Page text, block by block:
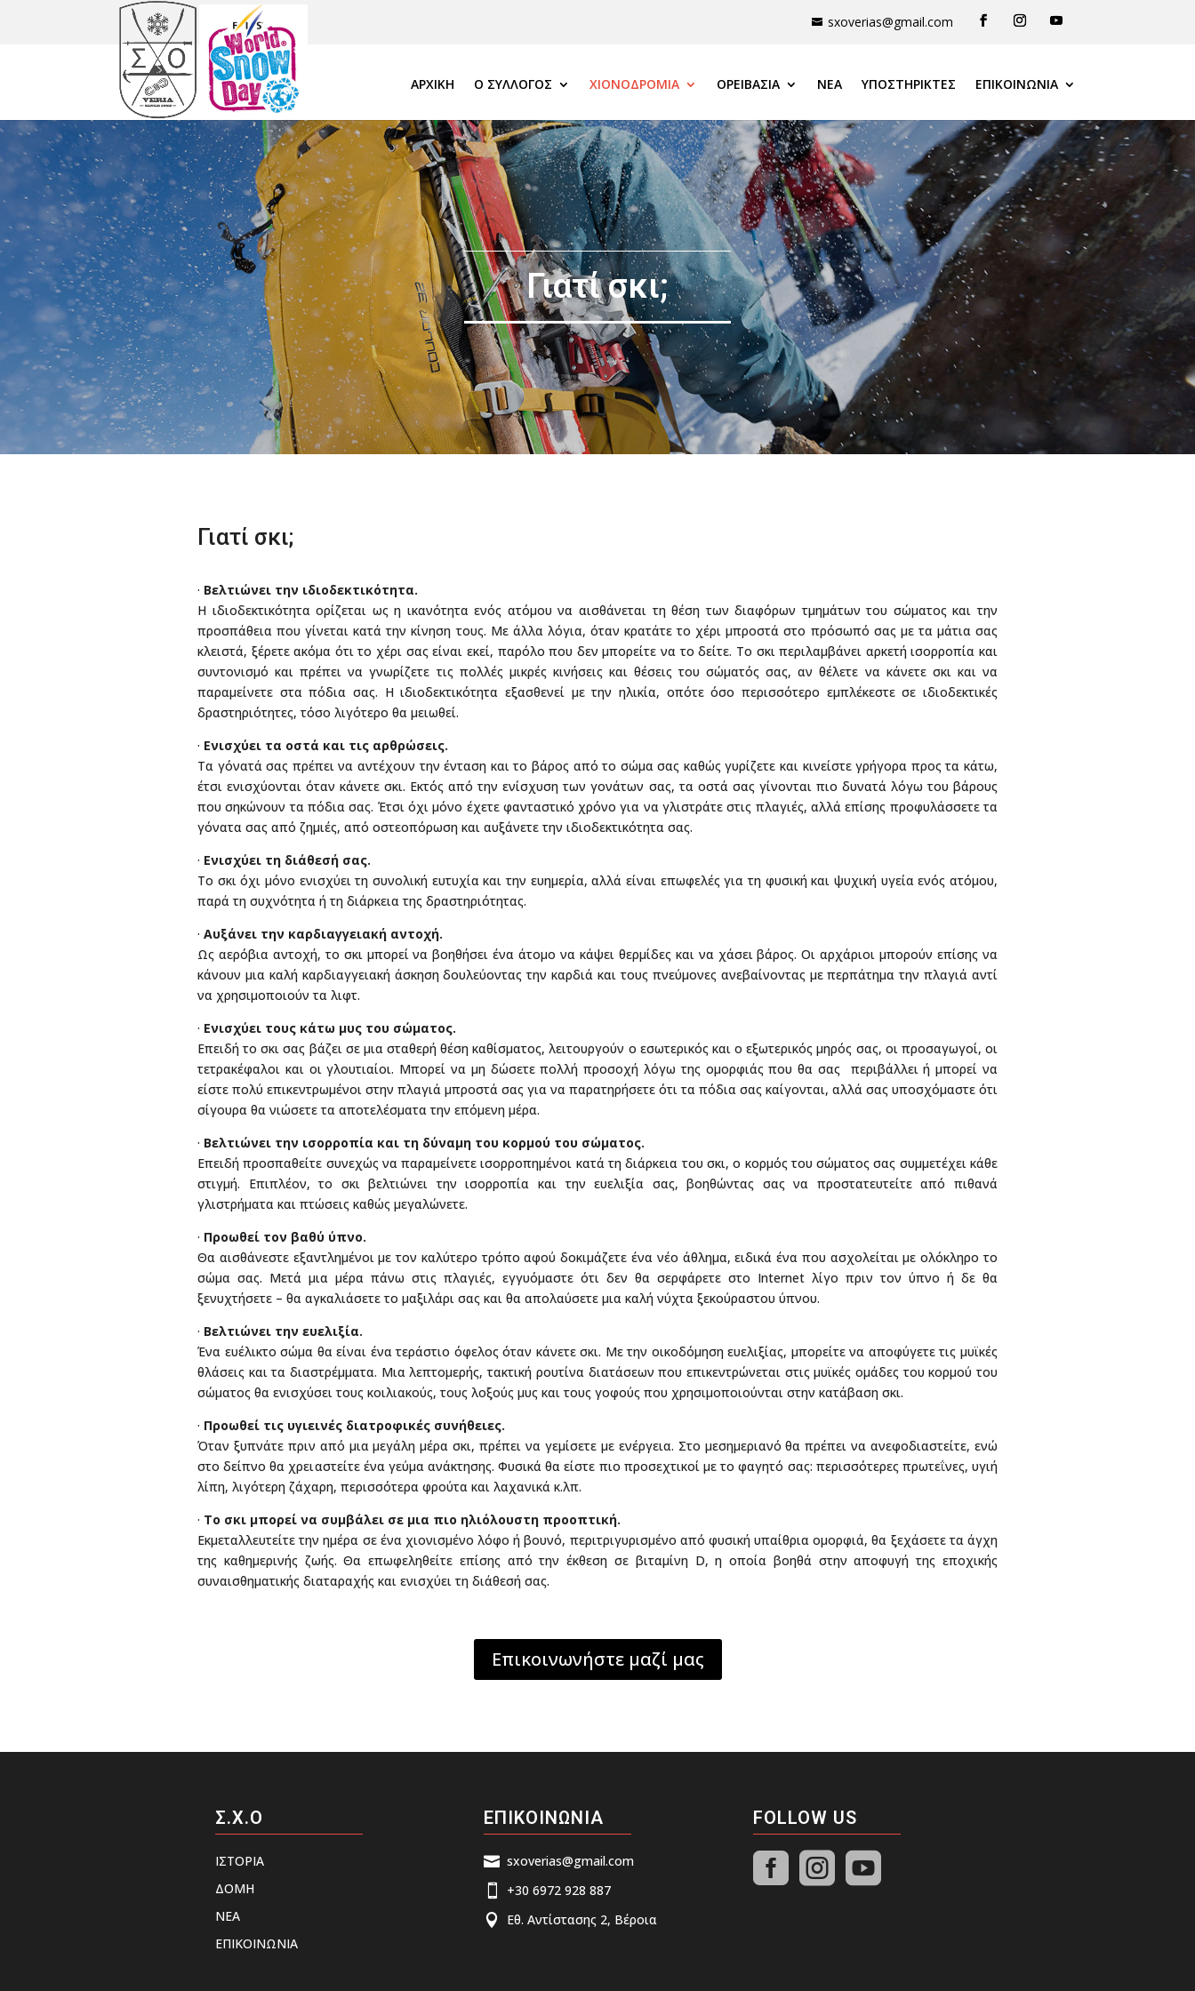
sxoverias@gmail.com
ΑΡΧΙΚΗ Ο ΣΎΛΛΟΓΟΣ ΧΙΟΝΟΔΡΟΜΊΑ ΟΡΕΙΒΑΣΊΑ ΝΕΑ ΥΠΟΣΤΗΡΙΚΤΈΣ ΕΠΙΚΟΙΝΩΝΙΑ
Γιατί σκι;
Γιατί σκι;
· Βελτιώνει την ιδιοδεκτικότητα.
Η ιδιοδεκτικότητα ορίζεται ως η ικανότητα ενός ατόμου να αισθάνεται τη θέση των διαφόρων τμημάτων του σώματος και την
προσπάθεια που γίνεται κατά την κίνηση τους. Με άλλα λόγια, όταν κρατάτε το χέρι μπροστά στο πρόσωπό σας με τα μάτια σας
κλειστά, ξέρετε ακόμα ότι το χέρι σας είναι εκεί, παρόλο που δεν μπορείτε να το δείτε. Το σκι περιλαμβάνει αρκετή ισορροπία και
συντονισμό και πρέπει να γνωρίζετε τις πολλές μικρές κινήσεις και θέσεις του σώματός σας, αν θέλετε να κάνετε σκι και να
παραμείνετε στα πόδια σας. Η ιδιοδεκτικότητα εξασθενεί με την ηλικία, οπότε όσο περισσότερο εμπλέκεστε σε ιδιοδεκτικές
δραστηριότητες, τόσο λιγότερο θα μειωθεί.
· Ενισχύει τα οστά και τις αρθρώσεις.
Τα γόνατά σας πρέπει να αντέχουν την ένταση και το βάρος από το σώμα σας καθώς γυρίζετε και κινείστε γρήγορα προς τα κάτω,
έτσι ενισχύονται όταν κάνετε σκι. Εκτός από την ενίσχυση των γονάτων σας, τα οστά σας γίνονται πιο δυνατά λόγω του βάρους
που σηκώνουν τα πόδια σας. Έτσι όχι μόνο έχετε φανταστικό χρόνο για να γλιστράτε στις πλαγιές, αλλά επίσης προφυλάσσετε τα
γόνατα σας από ζημιές, από οστεοπόρωση και αυξάνετε την ιδιοδεκτικότητα σας.
· Ενισχύει τη διάθεσή σας.
Το σκι όχι μόνο ενισχύει τη συνολική ευτυχία και την ευημερία, αλλά είναι επωφελές για τη φυσική και ψυχική υγεία ενός ατόμου,
παρά τη συχνότητα ή τη διάρκεια της δραστηριότητας.
· Αυξάνει την καρδιαγγειακή αντοχή.
Ως αερόβια αντοχή, το σκι μπορεί να βοηθήσει ένα άτομο να κάψει θερμίδες και να χάσει βάρος. Οι αρχάριοι μπορούν επίσης να
κάνουν μια καλή καρδιαγγειακή άσκηση δουλεύοντας την καρδιά και τους πνεύμονες ανεβαίνοντας με περπάτημα την πλαγιά αντί
να χρησιμοποιούν τα λιφτ.
· Ενισχύει τους κάτω μυς του σώματος.
Επειδή το σκι σας βάζει σε μια σταθερή θέση καθίσματος, λειτουργούν ο εσωτερικός και ο εξωτερικός μηρός σας, οι προσαγωγοί, οι
τετρακέφαλοι και οι γλουτιαίοι. Μπορεί να μη δώσετε πολλή προσοχή λόγω της ομορφιάς που θα σας περιβάλλει ή μπορεί να
είστε πολύ επικεντρωμένοι στην πλαγιά μπροστά σας για να παρατηρήσετε ότι τα πόδια σας καίγονται, αλλά σας υποσχόμαστε ότι
σίγουρα θα νιώσετε τα αποτελέσματα την επόμενη μέρα.
· Βελτιώνει την ισορροπία και τη δύναμη του κορμού του σώματος.
Επειδή προσπαθείτε συνεχώς να παραμείνετε ισορροπημένοι κατά τη διάρκεια του σκι, ο κορμός του σώματος σας συμμετέχει κάθε
στιγμή. Επιπλέον, το σκι βελτιώνει την ισορροπία και την ευελιξία σας, βοηθώντας σας να προστατευτείτε από πιθανά
γλιστρήματα και πτώσεις καθώς μεγαλώνετε.
· Προωθεί τον βαθύ ύπνο.
Θα αισθάνεστε εξαντλημένοι με τον καλύτερο τρόπο αφού δοκιμάζετε ένα νέο άθλημα, ειδικά ένα που ασχολείται με ολόκληρο το
σώμα σας. Μετά μια μέρα πάνω στις πλαγιές, εγγυόμαστε ότι δεν θα σερφάρετε στο Internet λίγο πριν τον ύπνο ή δε θα
ξενυχτήσετε – θα αγκαλιάσετε το μαξιλάρι σας και θα απολαύσετε μια καλή νύχτα ξεκούραστου ύπνου.
· Βελτιώνει την ευελιξία.
Ένα ευέλικτο σώμα θα είναι ένα τεράστιο όφελος όταν κάνετε σκι. Με την οικοδόμηση ευελιξίας, μπορείτε να αποφύγετε τις μυϊκές
θλάσεις και τα διαστρέμματα. Μια λεπτομερής, τακτική ρουτίνα διατάσεων που επικεντρώνεται στις μυϊκές ομάδες του κορμού του
σώματος θα ενισχύσει τους κοιλιακούς, τους λοξούς μυς και τους γοφούς που χρησιμοποιούνται στην κατάβαση σκι.
· Προωθεί τις υγιεινές διατροφικές συνήθειες.
Όταν ξυπνάτε πριν από μια μεγάλη μέρα σκι, πρέπει να γεμίσετε με ενέργεια. Στο μεσημεριανό θα πρέπει να ανεφοδιαστείτε, ενώ
στο δείπνο θα χρειαστείτε ένα γεύμα ανάκτησης. Φυσικά θα είστε πιο προσεχτικοί με το φαγητό σας: περισσότερες πρωτεΐνες, υγιή
λίπη, λιγότερη ζάχαρη, περισσότερα φρούτα και λαχανικά κ.λπ.
· Το σκι μπορεί να συμβάλει σε μια πιο ηλιόλουστη προοπτική.
Εκμεταλλευτείτε την ημέρα σε ένα χιονισμένο λόφο ή βουνό, περιτριγυρισμένο από φυσική υπαίθρια ομορφιά, θα ξεχάσετε τα άγχη
της καθημερινής ζωής. Θα επωφεληθείτε επίσης από την έκθεση σε βιταμίνη D, η οποία βοηθά στην αποφυγή της εποχικής
συναισθηματικής διαταραχής και ενισχύει τη διάθεσή σας.
Επικοινωνήστε μαζί μας
Σ.Χ.Ο
ΙΣΤΟΡΙΑ
ΔΟΜΗ
ΝΕΑ
ΕΠΙΚΟΙΝΩΝΙΑ
ΕΠΙΚΟΙΝΩΝΙΑ
 sxoverias@gmail.com
 +30 6972 928 887
 Εθ. Αντίστασης 2, Βέροια
FOLLOW US
  